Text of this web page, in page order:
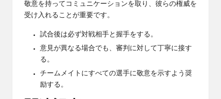
敬意を持ってコミュニケーションを取り、彼らの権威を
受け入れることが重要です。
試合後は必ず対戦相手と握手をする。
意見が異なる場合でも、審判に対して丁寧に接す
る。
チームメイトにすべての選手に敬意を示すよう奨
励する。